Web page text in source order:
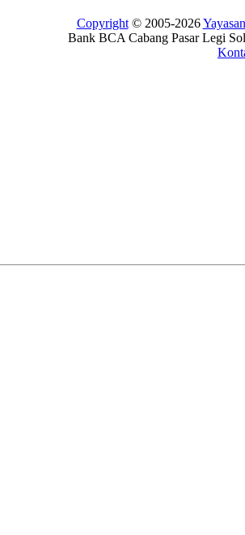
Copyright© 2005-2026
Bank BCA Cabang Pasar Legi